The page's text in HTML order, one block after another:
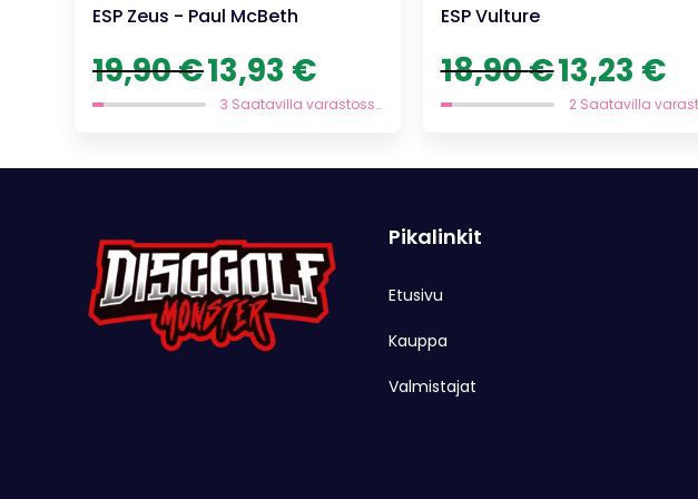
ESP Zeus - Paul McBeth
19,90€ Alkuperäinen
hinta
oli:
13,93 €
on:
3 Saatavilla varastossa
ESP Vulture
18,90€ Alkuperäinen
hinta
oli:
13,23 €hinta
on:
Pikalinkit
Etusivu
Kauppa
Valmistajat